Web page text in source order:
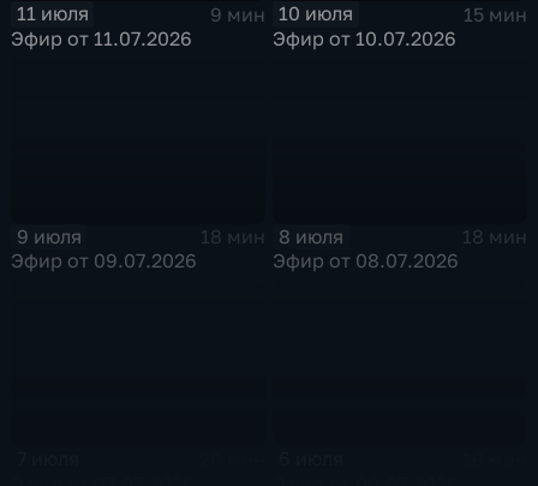
11 июля
9 мин
Эфир от 11.07.2026
10 июля
15 мин
Эфир от 10.07.2026
9 июля
18 мин
Эфир от 09.07.2026
8 июля
18 мин
Эфир от 08.07.2026